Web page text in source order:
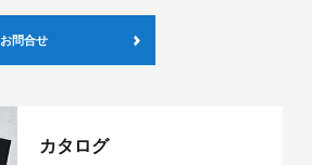
お問合せ
カタログ